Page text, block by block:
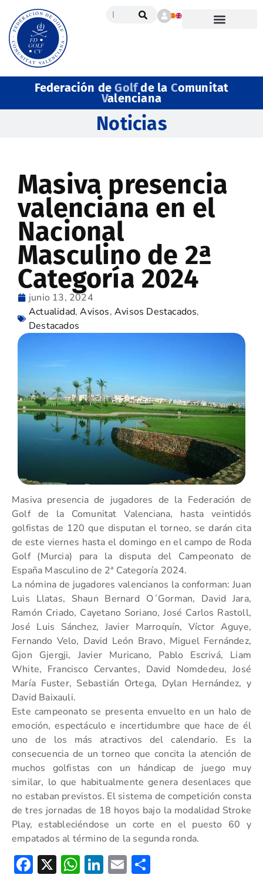
Federación deGolfde la Comunitat
Valenciana
Noticias
Masiva presencia
valenciana en el
Nacional
Masculino de 2ª
Categoría 2024
junio 13, 2024
Actualidad,Avisos,Avisos Destacados,
Destacados
Masiva presencia de jugadores de la Federación de
Golf de la Comunitat Valenciana, hasta veintidós
golfistas de 120 que disputan el torneo, se darán cita
de este viernes hasta el domingo en el campo de Roda
Golf (Murcia) para la disputa del Campeonato de
España Masculino de 2ª Categoría 2024.
La nómina de jugadores valencianos la conforman: Juan
Luis Llatas, Shaun Bernard O´Gorman, David Jara,
Ramón Criado, Cayetano Soriano, José Carlos Rastoll,
José Luis Sánchez, Javier Marroquín, Víctor Aguye,
Fernando Velo, David León Bravo, Miguel Fernández,
Gjon Gjergji, Javier Muricano, Pablo Escrivá, Liam
White, Francisco Cervantes, David Nomdedeu, José
María Fuster, Sebastián Ortega, Dylan Hernández, y
David Baixauli.
Este campeonato se presenta envuelto en un halo de
emoción, espectáculo e incertidumbre que hace de él
uno de los más atractivos del calendario. Es la
consecuencia de un torneo que concita la atención de
muchos golfistas con un hándicap de juego muy
similar, lo que habitualmente genera desenlaces que
no estaban previstos. El sistema de competición consta
de tres jornadas de 18 hoyos bajo la modalidad Stroke
Play, estableciéndose un corte en el puesto 60 y
empatados al término de la segunda ronda.
Facebook
X WhatsApp
LinkedIn
Email